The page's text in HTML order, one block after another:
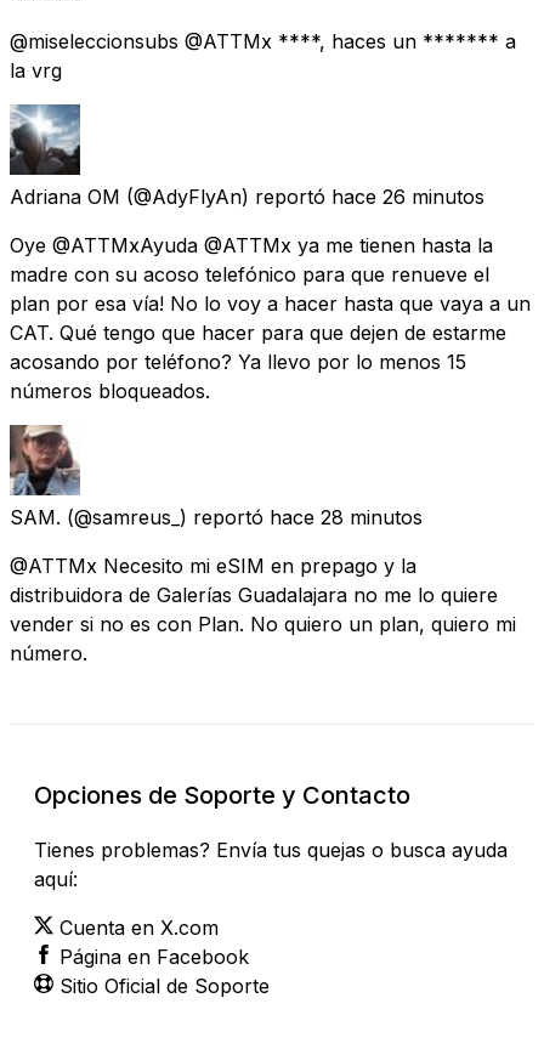
@miseleccionsubs @ATTMx ****, haces un ******* a
la vrg
Adriana OM (@AdyFlyAn) reportó hace 26 minutos
Oye @ATTMxAyuda @ATTMx ya me tienen hasta la
madre con su acoso telefónico para que renueve el
plan por esa vía! No lo voy a hacer hasta que vaya a un
CAT. Qué tengo que hacer para que dejen de estarme
acosando por teléfono? Ya llevo por lo menos 15
números bloqueados.
SAM. (@samreus_) reportó hace 28 minutos
@ATTMx Necesito mi eSIM en prepago y la
distribuidora de Galerías Guadalajara no me lo quiere
vender si no es con Plan. No quiero un plan, quiero mi
número.
Opciones de Soporte y Contacto
Tienes problemas? Envía tus quejas o busca ayuda
aquí:
Cuenta en X.com
Página en Facebook
Sitio Oficial de Soporte